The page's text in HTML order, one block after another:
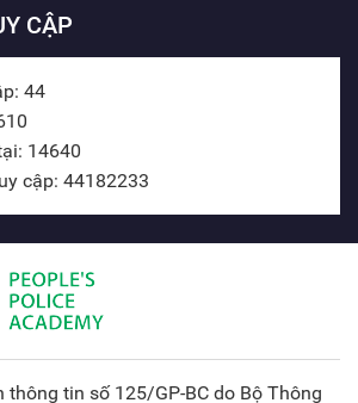
CẬP
44
14640
cập: 44182233
thông tin số 125/GP-BC do Bộ Thông